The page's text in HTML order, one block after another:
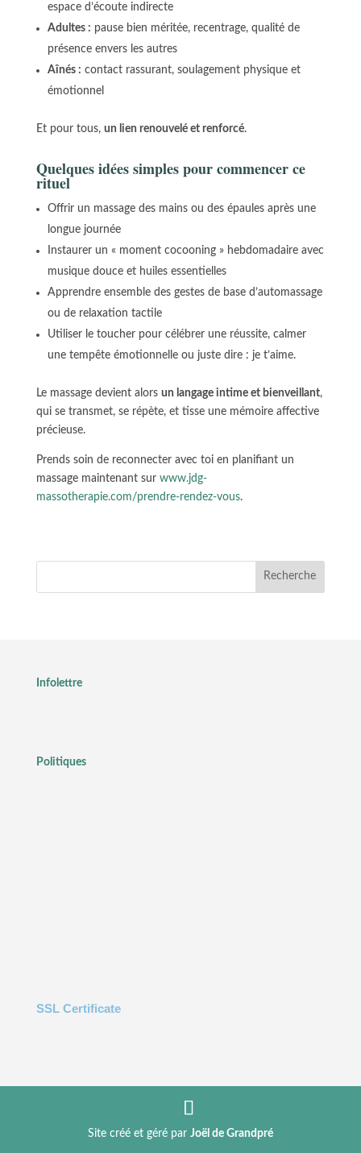
espace d’écoute indirecte
Adultes : pause bien méritée, recentrage, qualité de
présence envers les autres
Aînés : contact rassurant, soulagement physique et
émotionnel
Et pour tous, un lien renouvelé et renforcé.
Quelques idées simples pour commencer ce
rituel
Offrir un massage des mains ou des épaules après une
longue journée
Instaurer un « moment cocooning » hebdomadaire avec
musique douce et huiles essentielles
Apprendre ensemble des gestes de base d’automassage
ou de relaxation tactile
Utiliser le toucher pour célébrer une réussite, calmer
une tempête émotionnelle ou juste dire : je t’aime.
Le massage devient alors un langage intime et bienveillant,
qui se transmet, se répète, et tisse une mémoire affective
précieuse.
Prends soin de reconnecter avec toi en planifiant un
massage maintenant sur www.jdg-
massotherapie.com/prendre-rendez-vous.
Recherche
Infolettre
Politiques
SSL Certificate
Site créé et géré par Joël de Grandpré